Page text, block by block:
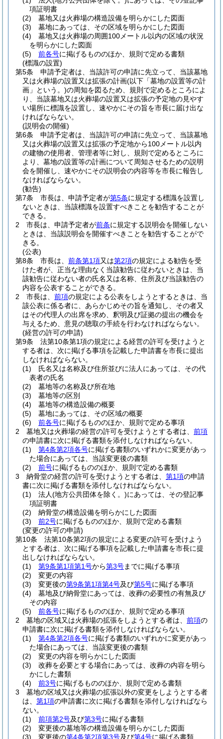
項証明書
(2)
墓地又は火葬場の構造設備を明らかにした図面
(3)
墓地にあっては、その区域を明らかにした図面
(4)
墓地又は火葬場の周囲100メートル以内の区域の状況
を明らかにした図面
(5)
前各号に掲げるもののほか、規則で定める書類
(標識の設置)
第5条
申請予定者は、当該許可の申請に先立って、当該墓地
又は火葬場の設置又は拡張の計画(以下「墓地の設置等の計
画」という。)の周知を図るため、規則で定めるところによ
り、当該墓地又は火葬場の設置又は拡張の予定地の見やす
い場所に標識を設置し、速やかにその旨を市長に届け出な
ければならない。
(説明会の開催)
第6条
申請予定者は、当該許可の申請に先立って、当該墓地
又は火葬場の設置又は拡張の予定地から100メートル以内
の建物の使用者、管理者等に対し、規則で定めるところに
より、墓地の設置等の計画について周知させるための説明
会を開催し、速やかにその説明会の内容等を市長に報告し
なければならない。
(勧告)
第7条
市長は、申請予定者が第5条に規定する標識を設置し
ないときは、当該標識を設置すべきことを勧告することが
できる。
2
市長は、申請予定者が前条に規定する説明会を開催しない
ときは、当該説明会を開催すべきことを勧告することがで
きる。
(公表)
第8条
市長は、 前条第1項又は第2項の規定による勧告を受
けた者が、正当な理由なく当該勧告に従わないときは、当
該勧告に従わない者の氏名又は名称、住所及び当該勧告の
内容を公表することができる。
2
市長は、 前項の規定による公表をしようとするときは、当
該公表に係る者に、あらかじめその旨を通知し、その者又
はその代理人の出席を求め、釈明及び証拠の提出の機会を
与えるため、意見の聴取の手続を行わなければならない。
(経営の許可の申請)
第9条
法第10条第1項の規定による経営の許可を受けようと
する者は、次に掲げる事項を記載した申請書を市長に提出
しなければならない。
(1)
氏名又は名称及び住所並びに法人にあっては、その代
表者の氏名
(2)
墓地等の名称及び所在地
(3)
墓地等の区別
(4)
墓地等の構造設備の概要
(5)
墓地にあっては、その区域の概要
(6)
前各号に掲げるもののほか、規則で定める事項
2
墓地又は火葬場の経営の許可を受けようとする者は、 前項
の申請書に次に掲げる書類を添付しなければならない。
(1)
第4条第2項各号に掲げる書類のいずれかに変更があっ
た場合にあっては、当該変更後の書類
(2)
前号に掲げるもののほか、規則で定める書類
3
納骨堂の経営の許可を受けようとする者は、 第1項の申請
書に次に掲げる書類を添付しなければならない。
(1)
法人(地方公共団体を除く。)にあっては、その登記事
項証明書
(2)
納骨堂の構造設備を明らかにした図面
(3)
前2号に掲げるもののほか、規則で定める書類
(変更の許可の申請)
第10条
法第10条第2項の規定による変更の許可を受けよう
とする者は、次に掲げる事項を記載した申請書を市長に提
出しなければならない。
(1)
第9条第1項第1号から第3号までに掲げる事項
(2)
変更の内容
(3)
変更後の第9条第1項第4号及び第5号に掲げる事項
(4)
墓地及び納骨堂にあっては、改葬の必要性の有無及び
その内容
(5)
前各号に掲げるもののほか、規則で定める事項
2
墓地の区域又は火葬場の拡張をしようとする者は、 前項の
申請書に次に掲げる書類を添付しなければならない。
(1)
第4条第2項各号に掲げる書類のいずれかに変更があっ
た場合にあっては、当該変更後の書類
(2)
変更の内容を明らかにした図面
(3)
改葬を必要とする場合にあっては、改葬の内容を明ら
かにした書類
(4)
前3号に掲げるもののほか、規則で定める書類
3
墓地の区域又は火葬場の拡張以外の変更をしようとする者
は、 第1項の申請書に次に掲げる書類を添付しなければなら
ない。
(1)
前項第2号及び第3号に掲げる書類
(2)
変更後の墓地等の構造設備を明らかにした図面
(3)
変更後の第4条第2項第3号及び第4号に掲げる書類